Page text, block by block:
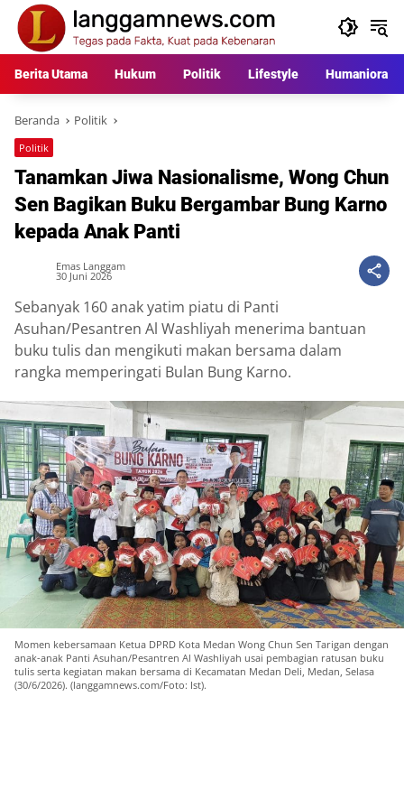
Langsung
konten
Berita Utama Hukum Politik Lifestyle Humaniora
Beranda Politik
Politik
Tanamkan Jiwa Nasionalisme, Wong Chun
Sen Bagikan Buku Bergambar Bung Karno
kepada Anak Panti
Emas Langgam
30 Juni 2026
Sebanyak 160 anak yatim piatu di Panti
Asuhan/Pesantren Al Washliyah menerima bantuan
buku tulis dan mengikuti makan bersama dalam
rangka memperingati Bulan Bung Karno.
Momen kebersamaan Ketua DPRD Kota Medan Wong Chun Sen Tarigan dengan
anak-anak Panti Asuhan/Pesantren Al Washliyah usai pembagian ratusan buku
tulis serta kegiatan makan bersama di Kecamatan Medan Deli, Medan, Selasa
(30/6/2026). (langgamnews.com/Foto: Ist).